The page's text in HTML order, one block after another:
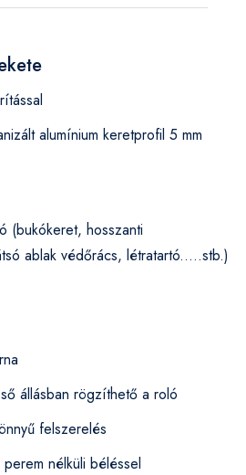
alumínium keretprofil 5 mm
(bukókeret, hosszanti
ablak védőrács, létratartó.....stb.)
állásban rögzíthető a roló
felszerelés
nélküli béléssel